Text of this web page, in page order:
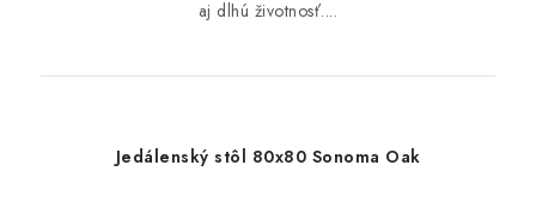
aj dlhú životnosť....
Jedálenský stôl 80x80 Sonoma Oak